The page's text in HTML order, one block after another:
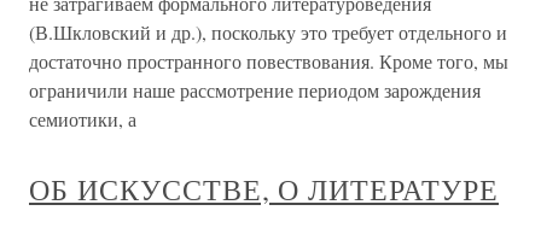
(В.Шкловский и др.), поскольку это требует отдельного и
достаточно пространного повествования. Кроме того, мы
ограничили наше рассмотрение периодом зарождения
семиотики, а
ОБ ИСКУССТВЕ, О ЛИТЕРАТУРЕ